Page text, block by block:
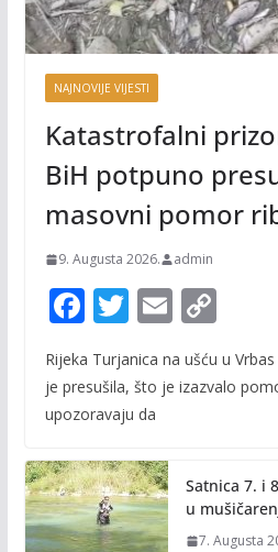
NAJNOVIJE VIJESTI
Katastrofalni
BiH potpuno
masovni pomor
9. Augusta 2026. admin
F
e
b
o
k
T
itt
er
E
m
ai
C
p
n
k
Rijeka Turjanica na ušću u
je presušila, što je izazvalo
upozoravaju da
Satnica 7. i
u
7. Augusta